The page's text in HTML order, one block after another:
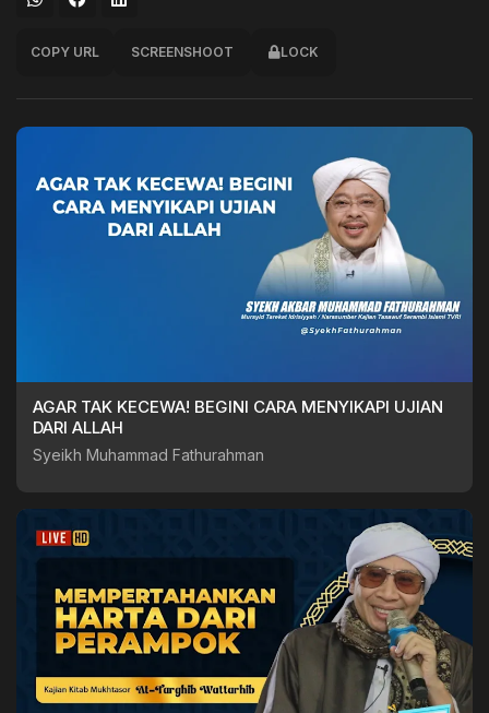
COPY URL SCREENSHOOT LOCK
AGAR TAK KECEWA! BEGINI CARA MENYIKAPI UJIAN
DARI ALLAH
Syeikh Muhammad Fathurahman